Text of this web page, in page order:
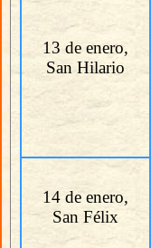
13 de enero,
San Hilario
14 de enero,
San Félix